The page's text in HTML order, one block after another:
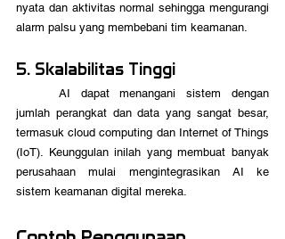
nyata dan aktivitas normal sehingga mengurangi
alarm palsu yang membebani tim keamanan.
5. Skalabilitas Tinggi
jumlah perangkat dan data yang sangat besar,
termasuk cloud computing dan Internet of Things
(IoT). Keunggulan inilah yang membuat banyak
perusahaan mulai mengintegrasikan AI ke
sistem keamanan digital mereka.